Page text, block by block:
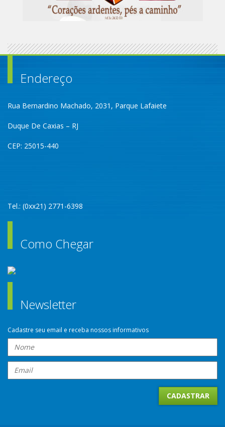
Endereço
Rua Bernardino Machado, 2031, Parque Lafaiete
Duque De Caxias – RJ
CEP: 25015-440
Tel.: (0xx21) 2771-6398
Como Chegar
Newsletter
Cadastre seu email e receba nossos informativos